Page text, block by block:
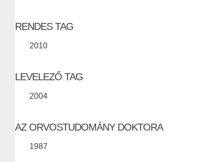
RENDES TAG
2010
LEVELEZŐ TAG
2004
AZ ORVOSTUDOMÁNY DOKTORA
1987